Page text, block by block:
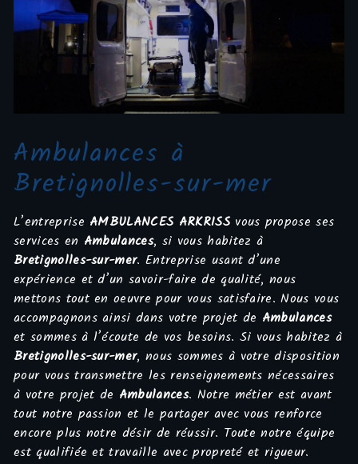
Ambulances à
Bretignolles-sur-mer
L’entreprise AMBULANCES ARKRISSvous propose ses
services en Ambulances, si vous habitez à
Bretignolles-sur-mer. Entreprise usant d’une
expérience et d’un savoir-faire de qualité, nous
mettons tout en oeuvre pour vous satisfaire. Nous vous
accompagnons ainsi dans votre projet de Ambulances
et sommes à l’écoute de vos besoins. Si vous habitez à
Bretignolles-sur-mer, nous sommes à votre disposition
pour vous transmettre les renseignements nécessaires
à votre projet de Ambulances. Notre métier est avant
tout notre passion et le partager avec vous renforce
encore plus notre désir de réussir. Toute notre équipe
est qualifiée et travaille avec propreté et rigueur.